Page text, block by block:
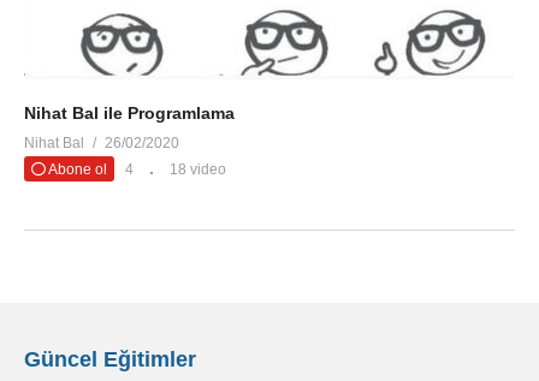
Nihat Bal ile Programlama
Nihat Bal
26/02/2020
Abone ol
4 18 video
Güncel Eğitimler